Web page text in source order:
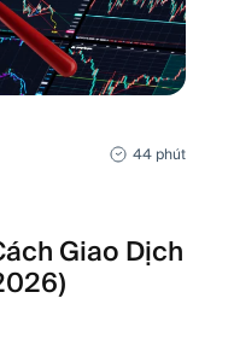
44 phút
Giao Dịch